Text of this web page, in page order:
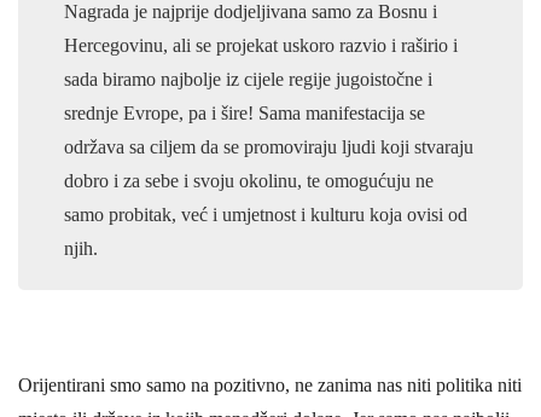
Nagrada je najprije dodjeljivana samo za Bosnu i
Hercegovinu, ali se projekat uskoro razvio i raširio i
sada biramo najbolje iz cijele regije jugoistočne i
srednje Evrope, pa i šire! Sama manifestacija se
održava sa ciljem da se promoviraju ljudi koji stvaraju
dobro i za sebe i svoju okolinu, te omogućuju ne
samo probitak, već i umjetnost i kulturu koja ovisi od
njih.
Orijentirani smo samo na pozitivno, ne zanima nas niti politika niti